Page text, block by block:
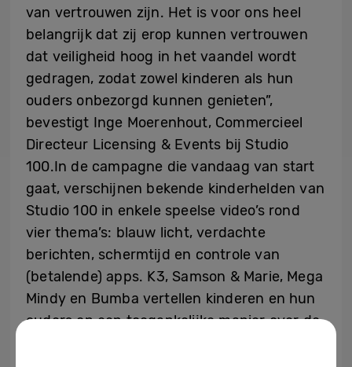
van vertrouwen zijn. Het is voor ons heel
belangrijk dat zij erop kunnen vertrouwen
dat veiligheid hoog in het vaandel wordt
gedragen, zodat zowel kinderen als hun
ouders onbezorgd kunnen genieten”,
bevestigt Inge Moerenhout, Commercieel
Directeur Licensing & Events bij Studio
100.In de campagne die vandaag van start
gaat, verschijnen bekende kinderhelden van
Studio 100 in enkele speelse video’s rond
vier thema’s: blauw licht, verdachte
berichten, schermtijd en controle van
(betalende) apps. K3, Samson & Marie, Mega
Mindy en Bumba vertellen kinderen en hun
ouders op een toegankelijke manier over de